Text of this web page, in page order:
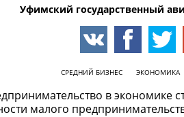
Уфимский государственный
СРЕДНИЙ БИЗНЕС ЭКОНОМИКА
в экономике
малого